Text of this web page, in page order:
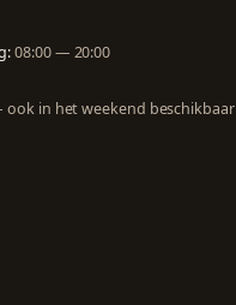
08:00 — 20:00
in het weekend beschikbaar